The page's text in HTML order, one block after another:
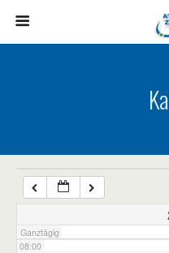
Ganztägig
07:00
08:00